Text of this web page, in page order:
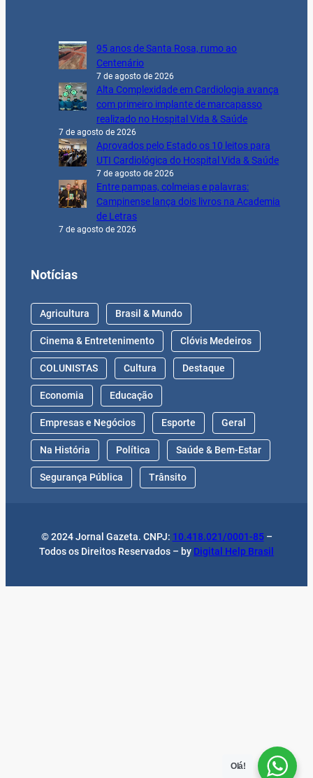
95 anos de Santa Rosa, rumo ao
Centenário
7 de agosto de 2026
Alta Complexidade em Cardiologia avança
com primeiro implante de marcapasso
realizado no Hospital Vida & Saúde
7 de agosto de 2026
Aprovados pelo Estado os 10 leitos para
UTI Cardiológica do Hospital Vida & Saúde
7 de agosto de 2026
Entre pampas, colmeias e palavras:
Campinense lança dois livros na Academia
de Letras
7 de agosto de 2026
Notícias
Agricultura Brasil & Mundo
Cinema & Entretenimento Clóvis Medeiros
COLUNISTAS Cultura Destaque
Economia Educação
Empresas e Negócios Esporte Geral
Na História Política Saúde & Bem-Estar
Segurança Pública Trânsito
© 2024 Jornal Gazeta. CNPJ: 10.418.021/0001-85–
Todos os Direitos Reservados – by Digital Help Brasil
Olá!